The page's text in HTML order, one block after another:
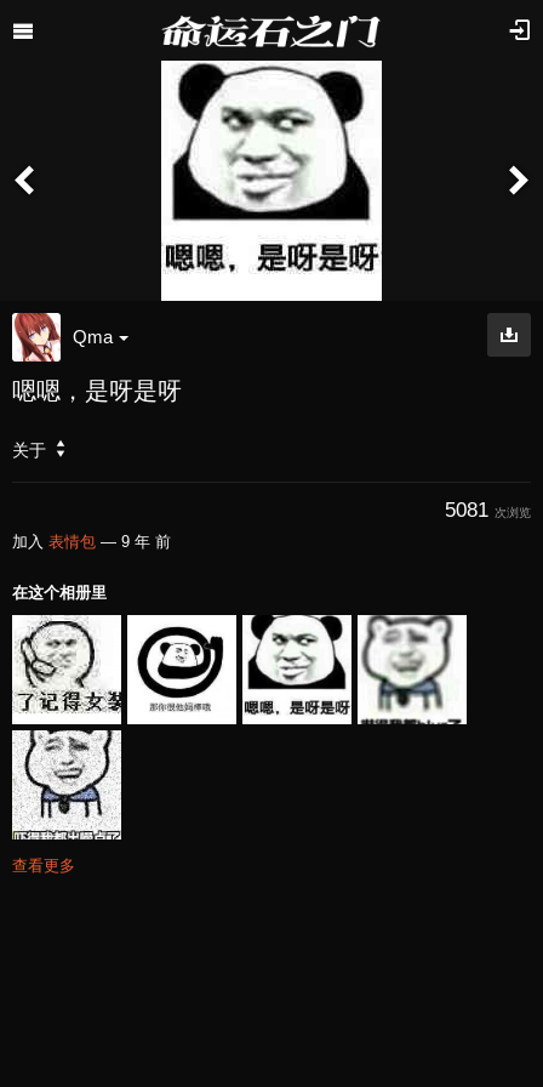
Qma
嗯嗯，是呀是呀
关于
5081 次浏览
加入 表情包 — 9 年 前
在这个相册里
查看更多